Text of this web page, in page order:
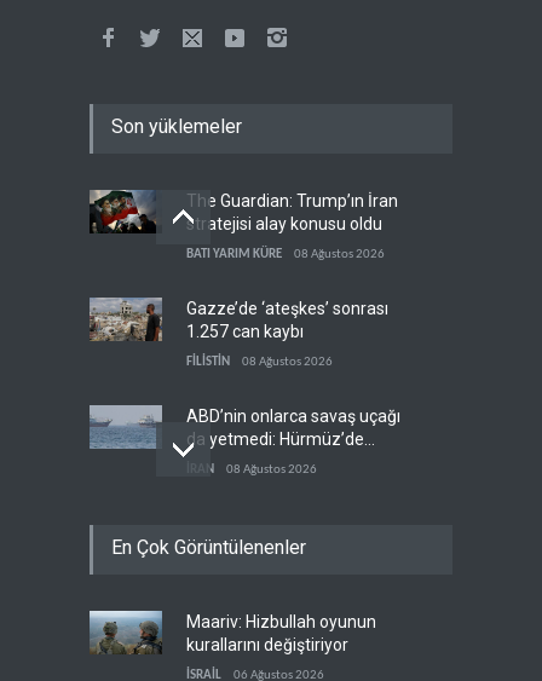
Son yüklemeler
The Guardian: Trump’ın İran
stratejisi alay konusu oldu
BATI YARIM KÜRE 08 Ağustos 2026
Gazze’de ‘ateşkes’ sonrası
1.257 can kaybı
FİLİSTİN 08 Ağustos 2026
ABD’nin onlarca savaş uçağı
da yetmedi: Hürmüz’de
gemi vuruldu
İRAN 08 Ağustos 2026
'Arap projesi' uyarısı
Mossad’ın İran'a karşı Kürt
planı neden çöktü?
En Çok Görüntülenenler
Maariv: Hizbullah oyunun
kurallarını değiştiriyor
İSRAİL 06 Ağustos 2026